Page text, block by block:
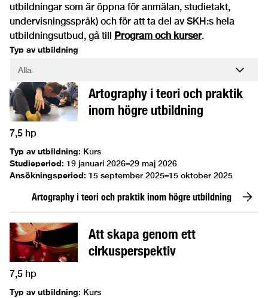
utbildningar som är öppna för anmälan, studietakt,
undervisningsspråk) och för att ta del av SKH:s hela
utbildningsutbud, gå till Program och kurser.
Typ av utbildning
Artography i teori och praktik
inom högre utbildning
7,5 hp
Typ av utbildning: Kurs
Studieperiod: 19 januari 2026–29 maj 2026
Ansökningsperiod: 15 september 2025–15 oktober 2025
Artography i teori och praktik inom högre utbildning
Att skapa genom ett
cirkusperspektiv
7,5 hp
Typ av utbildning: Kurs